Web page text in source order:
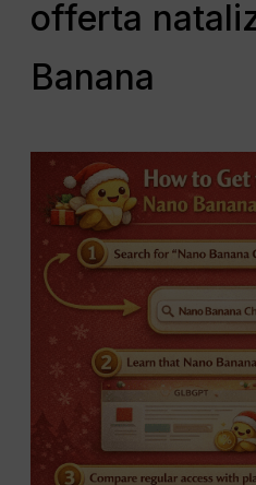
offerta
Banana